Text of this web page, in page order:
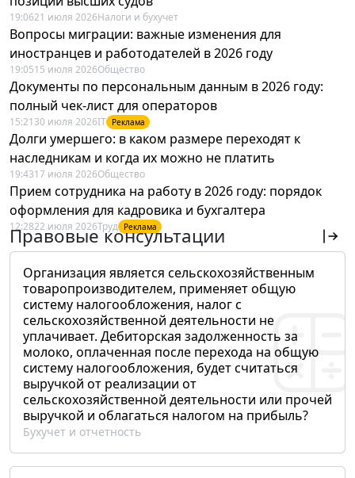
19:0621 июля 2026Налоги и бухучет
Вопросы миграции: важные изменения для
иностранцев и работодателей в 2026 году
19:0515 июля 2026Общество
Документы по персональным данным в 2026 году:
полный чек-лист для операторов
15:21 30 июля 2026IT Реклама
Долги умершего: в каком размере переходят к
наследникам и когда их можно не платить
19:4317 июля 2026Общество
Прием сотрудника на работу в 2026 году: порядок
оформления для кадровика и бухгалтера
12:2822 июля 2026Труд Реклама
Правовые консультации
Организация является сельскохозяйственным
товаропроизводителем, применяет общую
систему налогообложения, налог с
сельскохозяйственной деятельности не
уплачивает. Дебиторская задолженность за
молоко, оплаченная после перехода на общую
систему налогообложения, будет считаться
выручкой от реализации от
сельскохозяйственной деятельности или прочей
выручкой и облагаться налогом на прибыль?
Бухучет и отчетность